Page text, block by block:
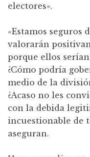
electores».
«Estamos seguros
valorarán
porque ellos
¿Cómo podría
medio de la
¿Acaso no les
con la debida
incuestionable de
aseguran.